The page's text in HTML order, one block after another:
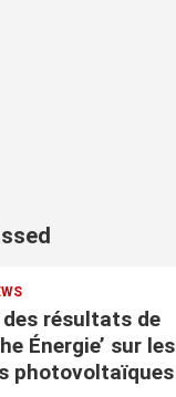
résultats de
Énergie’ sur les
photovoltaïques